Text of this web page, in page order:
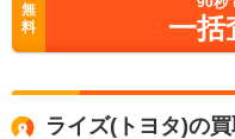
無
料
一括
ライズ(トヨタ)の